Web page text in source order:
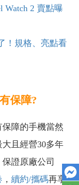
Watch 2 賣點曝
！規格、亮點看
保障?
障的手機當然
大且經營30多年
證原廠公司
， 續約/攜碼再享